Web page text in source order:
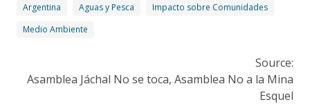
Argentina Aguas y Pesca
Impacto sobre Comunidades
Medio Ambiente
Source:
Asamblea Jáchal No se toca, Asamblea No a la Mina
Esquel